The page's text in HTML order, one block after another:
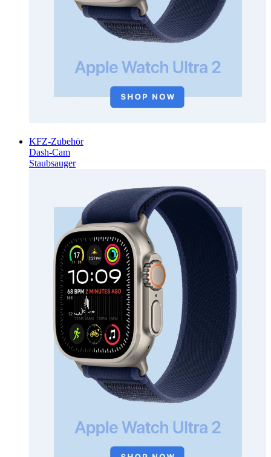
KFZ-Zubehör
Dash-Cam
Staubsauger